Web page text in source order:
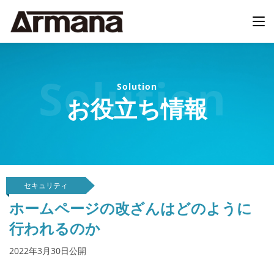
Solution
お役立ち情報
セキュリティ
ホームページの改ざんはどのように
行われるのか
2022年3月30日公開